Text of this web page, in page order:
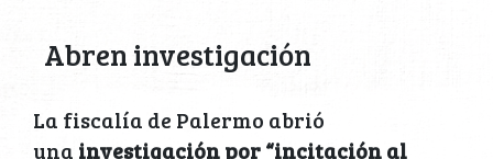
Abren investigación
La fiscalía de Palermo abrió
una investigación por “incitación al